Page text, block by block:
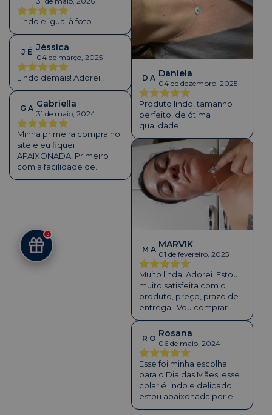
Lindo e igual à foto
J É Jéssica
04 de março, 2025
Lindo demais! Adorei!!
G A Gabriella
31 de maio, 2024
Minha primeira compra no
site e eu fiquei
APAIXONADA! Primeiro
com a facilidade de
compra no site, segundo a
D A Daniela
04 de dezembro, 2025
Produto lindo, tamanho
perfeito, de ótima
qualidade
M A MARVIK
01 de fevereiro, 2025
Muito linda. Adorei Estou
muito satisfeita com o
produto, preço, prazo de
entrega. Vou comprar
mais peças com certeza
R O Rosana
06 de maio, 2024
Esse foi minha escolha
para o Dia das Mães, esse
colar é lindo e delicado,
estou apaixonada por ele!
e a entrega foi muito
3